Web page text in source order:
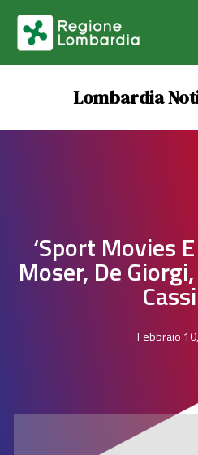
Lombardia
‘Sport Movies
Moser, De
Febbraio